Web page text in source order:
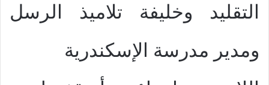
التقليد وخليفة تلاميذ الرسل
ومدير مدرسة الإسكندرية